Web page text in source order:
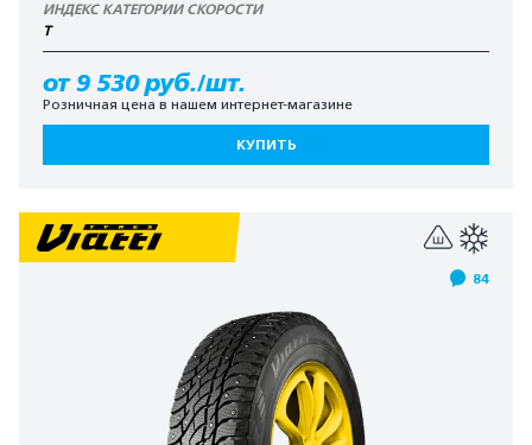
ИНДЕКС КАТЕГОРИИ СКОРОСТИ
T
от 9 530 руб./шт.
Розничная цена в нашем интернет-магазине
КУПИТЬ
84